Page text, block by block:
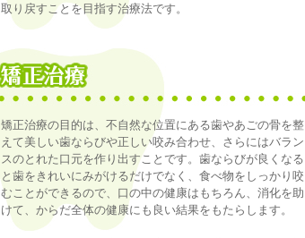
取り戻すことを目指す治療法です。
矯正治療の目的は、不自然な位置にある歯やあごの骨を整
えて美しい歯ならびや正しい咬み合わせ、さらにはバラン
スのとれた口元を作り出すことです。歯ならびが良くなる
と歯をきれいにみがけるだけでなく、食べ物をしっかり咬
むことができるので、口の中の健康はもちろん、消化を助
けて、からだ全体の健康にも良い結果をもたらします。